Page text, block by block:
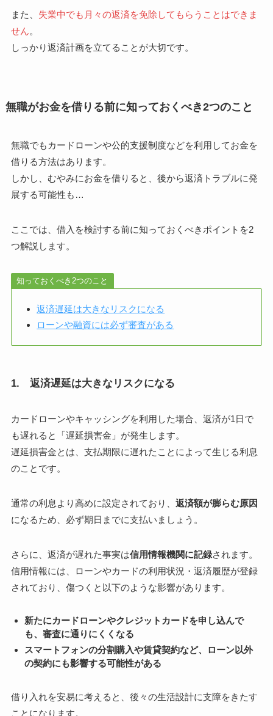
また、 失業中でも月々の返済を免除してもらうことはできま
せん。
しっかり返済計画を立てることが大切です。
無職がお金を借りる前に知っておくべき2つのこと
無職でもカードローンや公的支援制度などを利用してお金を
借りる方法はあります。
しかし、むやみにお金を借りると、後から返済トラブルに発
展する可能性も…
ここでは、借入を検討する前に知っておくべきポイントを2
つ解説します。
知っておくべき2つのこと
返済遅延は大きなリスクになる
ローンや融資には必ず審査がある
1. 返済遅延は大きなリスクになる
カードローンやキャッシングを利用した場合、返済が1日で
も遅れると「遅延損害金」が発生します。
遅延損害金とは、支払期限に遅れたことによって生じる利息
のことです。
通常の利息より高めに設定されており、 返済額が膨らむ原因
になるため、必ず期日までに支払いましょう。
さらに、返済が遅れた事実は信用情報機関に記録されます。
信用情報には、ローンやカードの利用状況・返済履歴が登録
されており、傷つくと以下のような影響があります。
新たにカードローンやクレジットカードを申し込んで
も、審査に通りにくくなる
スマートフォンの分割購入や賃貸契約など、ローン以外
の契約にも影響する可能性がある
借り入れを安易に考えると、後々の生活設計に支障をきたす
ことになります。